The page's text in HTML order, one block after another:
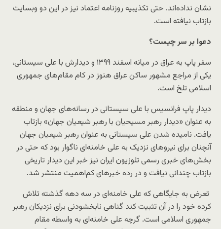
نشان نداده‌اند. حتی تکذیبیه روزنامه اعتماد نیز در این دو وبسایت
بازتاب نیافته است.
دعوا بر سر چیست؟
سفر پاپ به عراق در میانه اسفند ۱۳۹۹ و دیدارش با علی سیستانی،
یکی از مراجع مشهور ساکن عراق هنوز در کام مقام‌های جمهوری
اسلامی تلخ است.
دیدار پاپ فرانسیس با علی سیستانی در رسانه‌های جهان و منطقه
به عنوان «دیدار رهبر مسیحیان با رهبر شیعیان جهان» بازتاب
یافت. نامیده شدن علی سیستانی به عنوان رهبر شیعیان جهان
آنچنان برای نیروهای نزدیک به علی خامنه‌ای ناگوار بود که حتی در
بخش‌های خبری رسمی تلوزیون ایران نیز خبر این دیدار تاریخی
بازتاب چندانی نیافت و در رده خبرهای کم‌اهمیت منتشر شد.
تعرض به جایگاهی که علی خامنه‌ای در سه دهه گذشته تلاش
کرده خود را در آن تثبیت کند گناهی نابخشودنی برای نزدیکان رهبر
جمهوری اسلامی است. گرچه علی خامنه‌ای به واسطه مقام